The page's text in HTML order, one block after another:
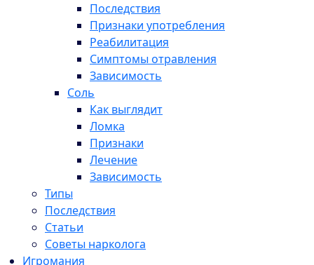
Последствия
Признаки употребления
Реабилитация
Симптомы отравления
Зависимость
Соль
Как выглядит
Ломка
Признаки
Лечение
Зависимость
Типы
Последствия
Статьи
Советы нарколога
Игромания